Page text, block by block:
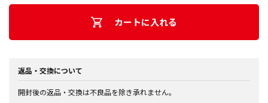
カートに入れる
返品・交換について
開封後の返品・交換は不良品を除き承れません。